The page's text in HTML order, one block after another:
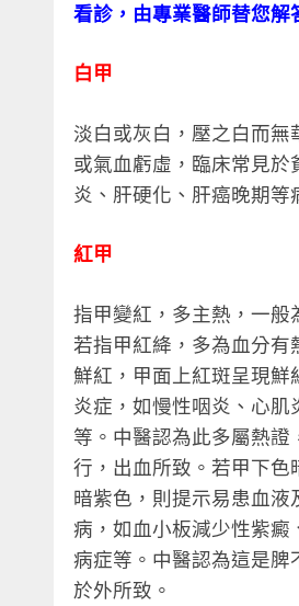
看診，由專業醫師替您解
白甲
淡白或灰白，壓之白而無
或氣血虧虛，臨床常見於
炎、肝硬化、肝癌晚期等
紅甲
指甲變紅，多主熱，一般
若指甲紅絳，多為血分有
鮮紅，甲面上紅斑呈現鮮
炎症，如慢性咽炎、心肌
等。中醫認為此多屬熱證
行，出血所致。若甲下色
暗紫色，則提示易患血液
病，如血小板減少性紫癜
病症等。中醫認為這是脾
於外所致。